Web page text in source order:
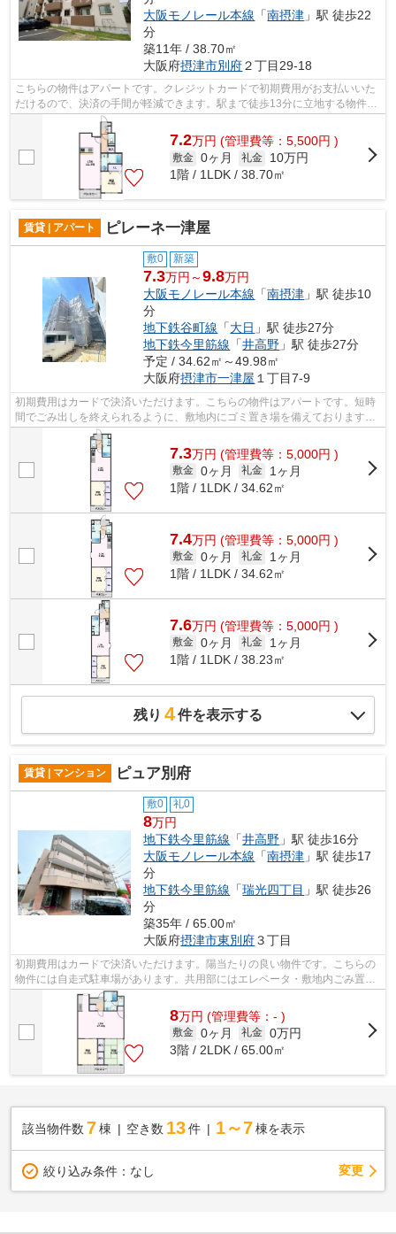
大阪モノレール本線 「南摂津 」駅 徒歩22
分
築11年 / 38.70㎡
大阪府摂津市別府２丁目29-18
こちらの物件はアパートです。クレジットカードで初期費用がお支払いいた
だけるので、決済の手間が軽減できます。駅まで徒歩13分に立地する物件で
す。充実の設備と綺麗な室内を兼ね備...
7.2万円 (管理費等：5,500円 )
敷金 0ヶ月 礼金
10万円
1階 / 1LDK / 38.70㎡
賃貸 | アパート ピレーネ一津屋
敷0 新築
7.3万円～9.8万円
大阪モノレール本線 「南摂津 」駅 徒歩10
分
地下鉄谷町線 「大日 」駅 徒歩27分
地下鉄今里筋線 「井高野 」駅 徒歩27分
予定 / 34.62㎡～49.98㎡
大阪府摂津市一津屋 １丁目7-9
初期費用はカードで決済いただけます。こちらの物件はアパートです。短時
間でごみ出しを終えられるように、敷地内にゴミ置き場を備えております。
駅まで徒歩10分なので、アクセスの良...
7.3万円 (管理費等：5,000円 )
敷金 0ヶ月 礼金
1ヶ月
1階 / 1LDK / 34.62㎡
7.4万円 (管理費等：5,000円 )
敷金 0ヶ月 礼金
1ヶ月
1階 / 1LDK / 34.62㎡
7.6万円 (管理費等：5,000円 )
敷金 0ヶ月 礼金
1ヶ月
1階 / 1LDK / 38.23㎡
残り 4件を表示する
賃貸 | マンション ピュア別府
敷0 礼0
8万円
地下鉄今里筋線 「井高野 」駅 徒歩16分
大阪モノレール本線 「南摂津 」駅 徒歩17
分
地下鉄今里筋線 「瑞光四丁目 」駅 徒歩26
分
築35年 / 65.00㎡
大阪府摂津市東別府３丁目
初期費用はカードで決済いただけます。陽当たりの良い物件です。こちらの
物件には自走式駐車場があります。共用部にはエレベータ・敷地内ごみ置き
場などが揃っており、とても充実して...
8万円 (管理費等：- )
敷金 0ヶ月 礼金 0万円
3階 / 2LDK / 65.00㎡
該当物件数 7棟 空き数 13 件 1～7 棟を表示
絞り込み条件： なし 変更